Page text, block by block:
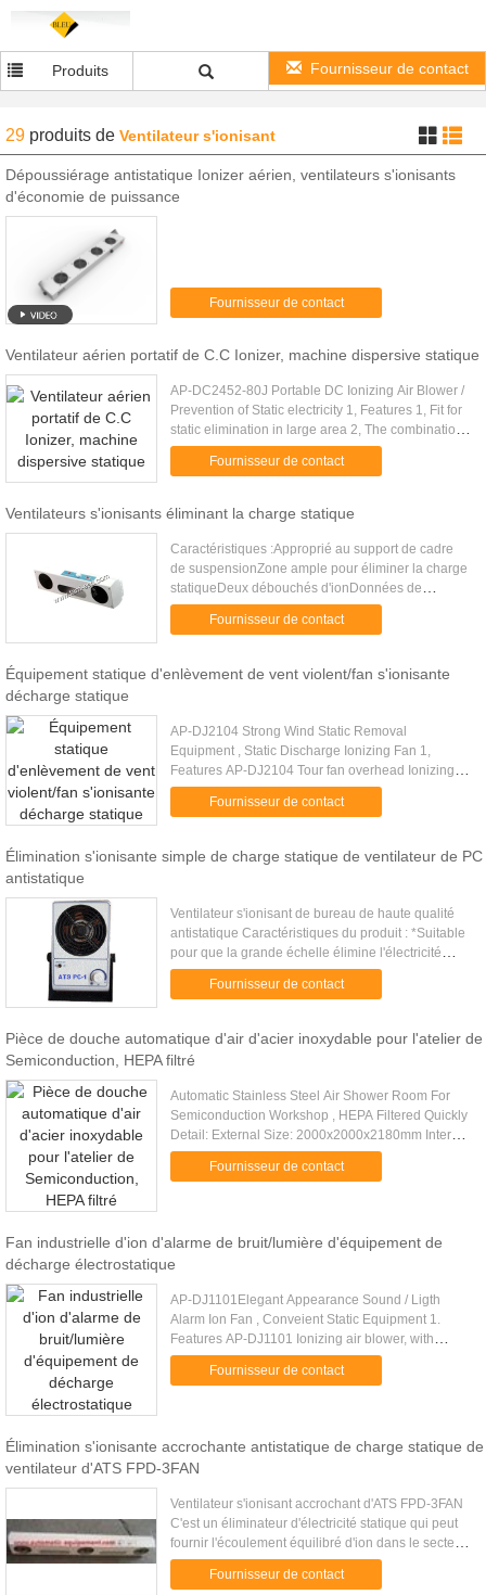
Produits Fournisseur de contact
29 produits de Ventilateur s'ionisant
Dépoussiérage antistatique Ionizer aérien, ventilateurs s'ionisants
d'économie de puissance
Fournisseur de contact
Ventilateur aérien portatif de C.C Ionizer, machine dispersive statique
AP-DC2452-80J Portable DC Ionizing Air Blower /
Prevention of Static electricity 1, Features 1, Fit for
static elimination in large area 2, The combination
of multi-units independent ion transmitting 3, ...
Fournisseur de contact
Ventilateurs s'ionisants éliminant la charge statique
Caractéristiques :Approprié au support de cadre
de suspensionZone ample pour éliminer la charge
statiqueDeux débouchés d'ionDonnées de
technologie :Tension d'entrée220V/50HZ OU
110V/60HZPuissance60WPoids5,6 ...
Fournisseur de contact
Équipement statique d'enlèvement de vent violent/fan s'ionisante
décharge statique
AP-DJ2104 Strong Wind Static Removal
Equipment , Static Discharge Ionizing Fan 1,
Features AP-DJ2104 Tour fan overhead Ionizing
air blower, with compact structure and elegant
appearance. The fan speed can be .....
Fournisseur de contact
Élimination s'ionisante simple de charge statique de ventilateur de PC
antistatique
Ventilateur s'ionisant de bureau de haute qualité
antistatique Caractéristiques du produit : *Suitable
pour que la grande échelle élimine l'électricité
statique ; élimination statique de *Quick,
installation ...Fournisseur de contact
Pièce de douche automatique d'air d'acier inoxydable pour l'atelier de
Semiconduction, HEPA filtré
Automatic Stainless Steel Air Shower Room For
Semiconduction Workshop , HEPA Filtered Quickly
Detail: External Size: 2000x2000x2180mm Internal
size : 1500x1930x1910mm Vertical laminar flow
ceiling Ionization .....
Fournisseur de contact
Fan industrielle d'ion d'alarme de bruit/lumière d'équipement de
décharge électrostatique
AP-DJ1101Elegant Appearance Sound / Ligth
Alarm Ion Fan , Conveient Static Equipment 1.
Features AP-DJ1101 Ionizing air blower, with
compact structure and elegant appearance. The
fan speed can be adjusted ...
Fournisseur de contact
Élimination s'ionisante accrochante antistatique de charge statique de
ventilateur d'ATS FPD-3FAN
Ventilateur s'ionisant accrochant d'ATS FPD-3FAN
C'est un éliminateur d'électricité statique qui peut
fournir l'écoulement équilibré d'ion dans le secteur
à grande échelle. Peut éliminer ou neutraliser la ...
Fournisseur de contact